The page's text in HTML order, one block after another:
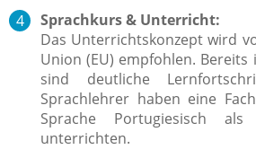
Sprachkurs & Unterricht:
Das Unterrichtskonzept wird
Union (EU) empfohlen.
sind deutliche
Sprachlehrer haben eine
Sprache Portugiesisch als
unterrichten.